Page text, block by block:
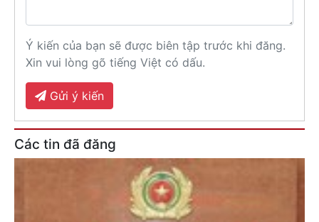
Ý kiến của bạn sẽ được biên tập trước khi đăng.
Xin vui lòng gõ tiếng Việt có dấu.
Gửi ý kiến
Các tin đã đăng